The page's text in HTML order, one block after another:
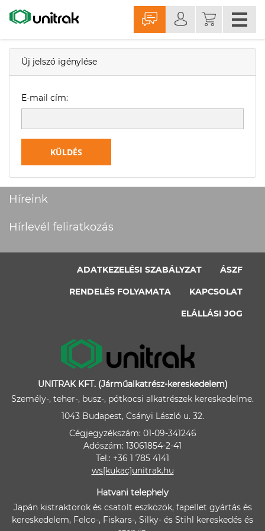
Új jelszó igénylése
E-mail cím:
KÜLDÉS
Híreink
Hírlevél feliratkozás
ADATKEZELÉSI SZABÁLYZAT ÁSZF
RENDELÉS FOLYAMATA KAPCSOLAT
ELÁLLÁSI JOG
UNITRAK KFT. (Járműalkatrész-kereskedelem)
Személy-, teher-, busz-, pótkocsi alkatrészek kereskedelme.
1043 Budapest, Csányi László u. 32.
Cégjegyzékszám: 01-09-341246
Adószám: 13061854-2-41
Tel.: +36 1 785 4141
ws[kukac]unitrak.hu
Hatvani telephely
Japán kistraktorok és csatolt eszközök, fapellet gyártás és
kereskedelem, Felco-, Fiskars-, Silky- és Stihl kereskedés és